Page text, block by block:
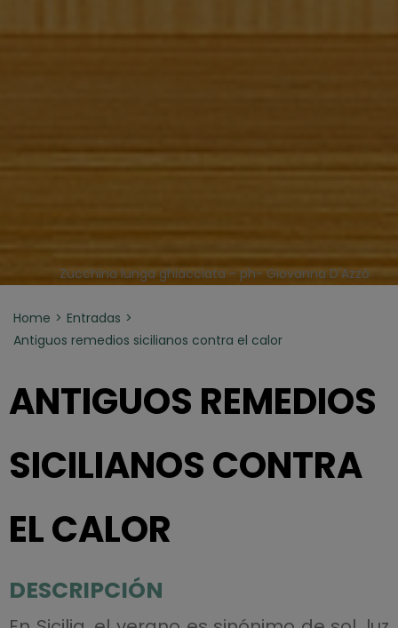
Zucchina lunga ghiacciata - ph- Giovanna D'Azzò
Home
Entradas
Antiguos remedios sicilianos contra el calor
ANTIGUOS REMEDIOS
SICILIANOS CONTRA
EL CALOR
DESCRIPCIÓN